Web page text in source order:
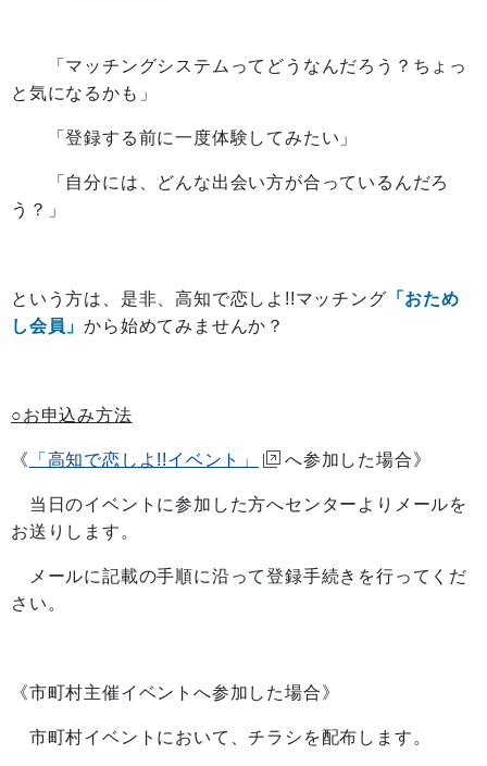
「マッチングシステムってどうなんだろう？ちょっ
と気になるかも」
「登録する前に一度体験してみたい」
「自分には、どんな出会い方が合っているんだろ
う？」
という方は、是非、高知で恋しよ!!マッチング 「おため
し会員」から始めてみませんか？
○お申込み方法
《 「高知で恋しよ!!イベント」 へ参加した場合》
当日のイベントに参加した方へセンターよりメールを
お送りします。
メールに記載の手順に沿って登録手続きを行ってくだ
さい。
《市町村主催イベントへ参加した場合》
市町村イベントにおいて、チラシを配布します。